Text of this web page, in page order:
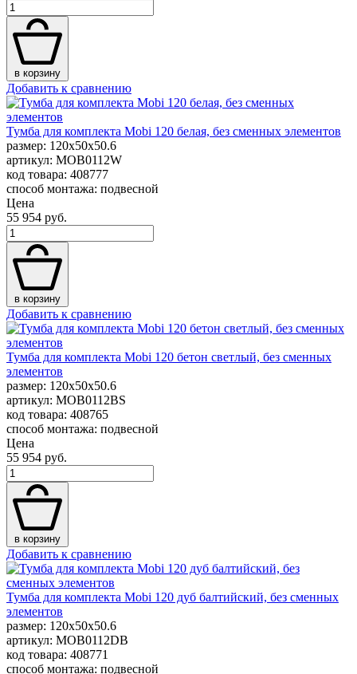
в корзину
Добавить к сравнению
Тумба для комплекта Mobi 120 белая, без сменных элементов
размер: 120x50x50.6
артикул: MOB0112W
код товара: 408777
способ монтажа: подвесной
Цена
55 954 руб.
в корзину
Добавить к сравнению
Тумба для комплекта Mobi 120 бетон светлый, без сменных
элементов
размер: 120x50x50.6
артикул: MOB0112BS
код товара: 408765
способ монтажа: подвесной
Цена
55 954 руб.
в корзину
Добавить к сравнению
Тумба для комплекта Mobi 120 дуб балтийский, без сменных
элементов
размер: 120x50x50.6
артикул: MOB0112DB
код товара: 408771
способ монтажа: подвесной